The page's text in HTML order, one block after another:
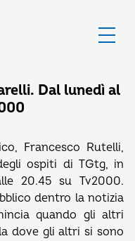
Dal lunedì al
Francesco Rutelli,
ospiti di TGtg, in
20.45 su Tv2000.
dentro la notizia
quando gli altri
dove gli altri si sono